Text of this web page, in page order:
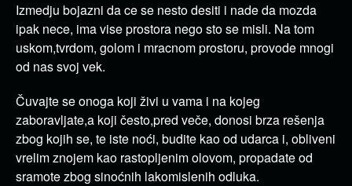
Izmedju bojazni da ce se nesto desiti i nade da mozda
ipak nece, ima vise prostora nego sto se misli. Na tom
uskom,tvrdom, golom i mracnom prostoru, provode mnogi
od nas svoj vek.
Čuvajte se onoga koji živi u vama i na kojeg
zaboravljate,a koji često,pred veče, donosi brza rešenja
zbog kojih se, te iste noći, budite kao od udarca i, obliveni
vrelim znojem kao rastopljenim olovom, propadate od
sramote zbog sinoćnih lakomislenih odluka.